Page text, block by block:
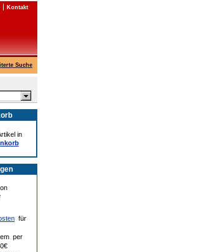
Kontakt
Suche
in
für
per